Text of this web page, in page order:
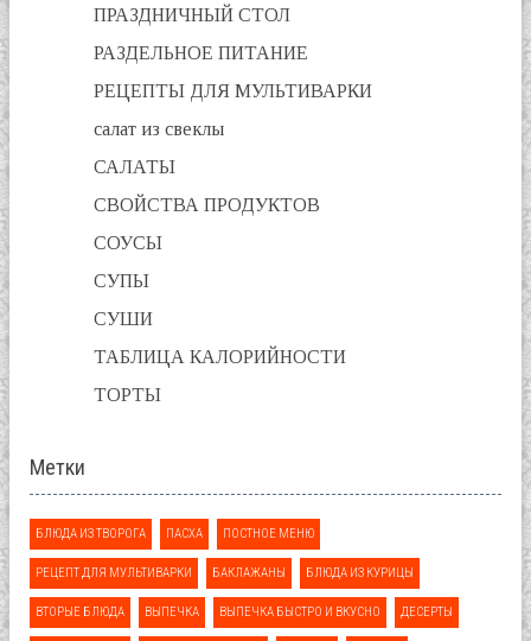
ПРАЗДНИЧНЫЙ СТОЛ
РАЗДЕЛЬНОЕ ПИТАНИЕ
РЕЦЕПТЫ ДЛЯ МУЛЬТИВАРКИ
салат из свеклы
САЛАТЫ
СВОЙСТВА ПРОДУКТОВ
СОУСЫ
СУПЫ
СУШИ
ТАБЛИЦА КАЛОРИЙНОСТИ
ТОРТЫ
Метки
БЛЮДА ИЗ ТВОРОГА ПАСХА ПОСТНОЕ МЕНЮ
РЕЦЕПТ ДЛЯ МУЛЬТИВАРКИ БАКЛАЖАНЫ БЛЮДА ИЗ КУРИЦЫ
ВТОРЫЕ БЛЮДА ВЫПЕЧКА ВЫПЕЧКА БЫСТРО И ВКУСНО ДЕСЕРТЫ